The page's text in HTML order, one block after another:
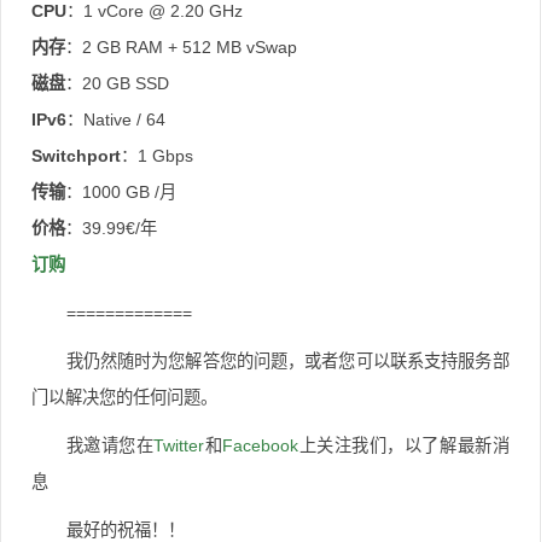
CPU：1 vCore @ 2.20 GHz
内存：2 GB RAM + 512 MB vSwap
磁盘：20 GB SSD
IPv6：Native / 64
Switchport：1 Gbps
传输：1000 GB /月
价格：39.99€/年
订购
=============
我仍然随时为您解答您的问题，或者您可以联系支持服务部
门以解决您的任何问题。
我邀请您在Twitter和Facebook 上关注我们，以了解最新消
息
最好的祝福！！